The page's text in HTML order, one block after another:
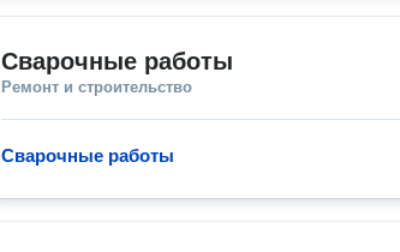
Сварочные работы
Ремонт и строительство
Сварочные работы